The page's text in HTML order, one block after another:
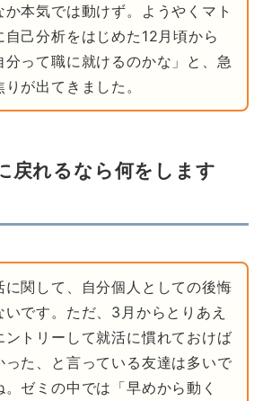
か本気では動けず。ようやくマト
自己分析をはじめた12月頃から
分って職に就けるのかな」と、急
りが出てきました。
戻れるなら何をします
に関して、自分個人としての後悔
いです。ただ、3月からとりあえ
ントリーして就活に慣れておけば
った、と言っている友達は多いで
。ゼミの中では「早めから動く